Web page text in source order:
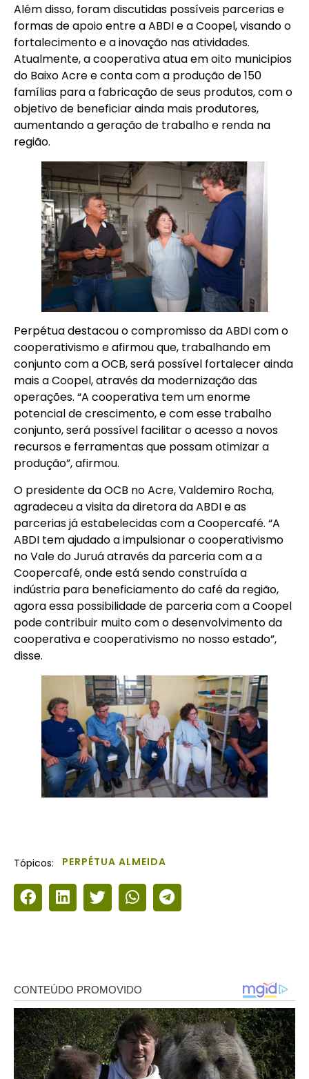
Além disso, foram discutidas possíveis parcerias e
formas de apoio entre a ABDI e a Coopel, visando o
fortalecimento e a inovação nas atividades.
Atualmente, a cooperativa atua em oito municipios
do Baixo Acre e conta com a produção de 150
famílias para a fabricação de seus produtos, com o
objetivo de beneficiar ainda mais produtores,
aumentando a geração de trabalho e renda na
região.
Perpétua destacou o compromisso da ABDI com o
cooperativismo e afirmou que, trabalhando em
conjunto com a OCB, será possível fortalecer ainda
mais a Coopel, através da modernização das
operações. “A cooperativa tem um enorme
potencial de crescimento, e com esse trabalho
conjunto, será possível facilitar o acesso a novos
recursos e ferramentas que possam otimizar a
produção”, afirmou.
O presidente da OCB no Acre, Valdemiro Rocha,
agradeceu a visita da diretora da ABDI e as
parcerias já estabelecidas com a Coopercafé. “A
ABDI tem ajudado a impulsionar o cooperativismo
no Vale do Juruá através da parceria com a a
Coopercafé, onde está sendo construída a
indústria para beneficiamento do café da região,
agora essa possibilidade de parceria com a Coopel
pode contribuir muito com o desenvolvimento da
cooperativa e cooperativismo no nosso estado”,
disse.
Tópicos: PERPÉTUA ALMEIDA